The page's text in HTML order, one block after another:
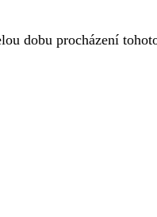
dobu procházení